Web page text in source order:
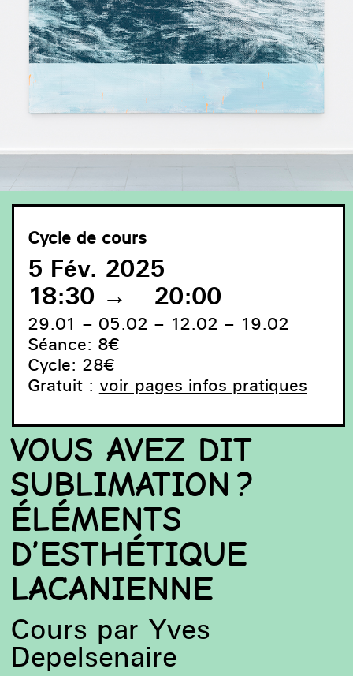
Marcel Berlanger, ZWMN #5, 2021 © Photo : HV
Photography.
Cycle de cours
5 Fév. 2025
18:30 → 20:00
29.01 – 05.02 – 12.02 – 19.02
Séance: 8€
Cycle: 28€
Gratuit : voir pages infos pratiques
VOUS AVEZ DIT
SUBLIMATION ?
ÉLÉMENTS
D’ESTHÉTIQUE
LACANIENNE
Cours par Yves
Depelsenaire